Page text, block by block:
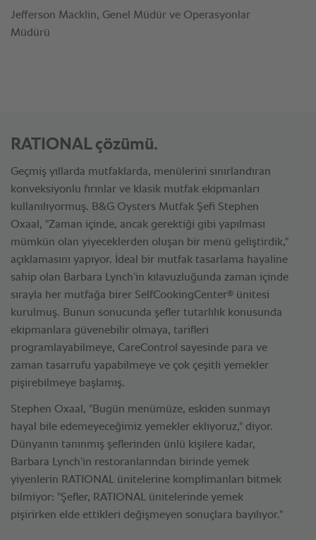
Jefferson Macklin, Genel Müdür ve Operasyonlar
Müdürü
RATIONAL çözümü.
Geçmiş yıllarda mutfaklarda, menülerini sınırlandıran
konveksiyonlu fırınlar ve klasik mutfak ekipmanları
kullanılıyormuş. B&G Oysters Mutfak Şefi Stephen
Oxaal, "Zaman içinde, ancak gerektiği gibi yapılması
mümkün olan yiyeceklerden oluşan bir menü geliştirdik,"
açıklamasını yapıyor. İdeal bir mutfak tasarlama hayaline
sahip olan Barbara Lynch’in kılavuzluğunda zaman içinde
sırayla her mutfağa birer SelfCookingCenter® ünitesi
kurulmuş. Bunun sonucunda şefler tutarlılık konusunda
ekipmanlara güvenebilir olmaya, tarifleri
programlayabilmeye, CareControl sayesinde para ve
zaman tasarrufu yapabilmeye ve çok çeşitli yemekler
pişirebilmeye başlamış.
Stephen Oxaal, "Bugün menümüze, eskiden sunmayı
hayal bile edemeyeceğimiz yemekler ekliyoruz," diyor.
Dünyanın tanınmış şeflerinden ünlü kişilere kadar,
Barbara Lynch’in restoranlarından birinde yemek
yiyenlerin RATIONAL ünitelerine komplimanları bitmek
bilmiyor: "Şefler, RATIONAL ünitelerinde yemek
pişirirken elde ettikleri değişmeyen sonuçlara bayılıyor."